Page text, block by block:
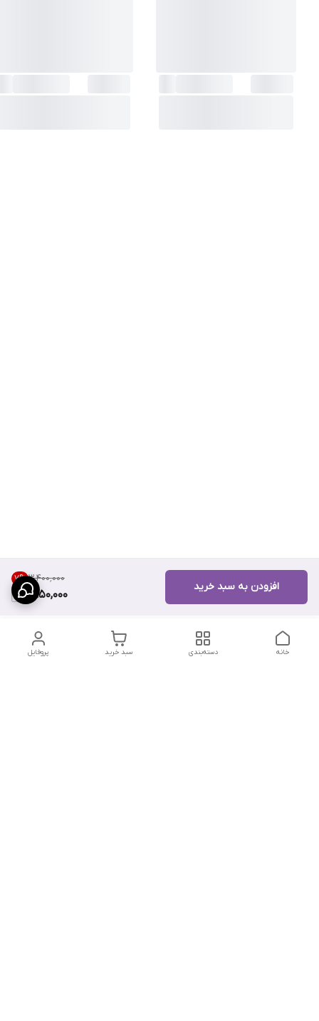
۳٬۴۰۰٬۰۰۰ 7%
3,150,000
افزودن به سبد خرید
پروفایل سبد خرید دسته‌بندی خانه